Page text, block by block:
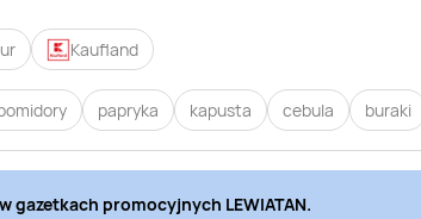
Kaufland
papryka kapusta cebula buraki
w gazetkach promocyjnych LEWIATAN.